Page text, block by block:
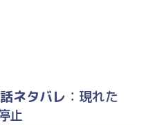
ネタバレ ：現れた
止